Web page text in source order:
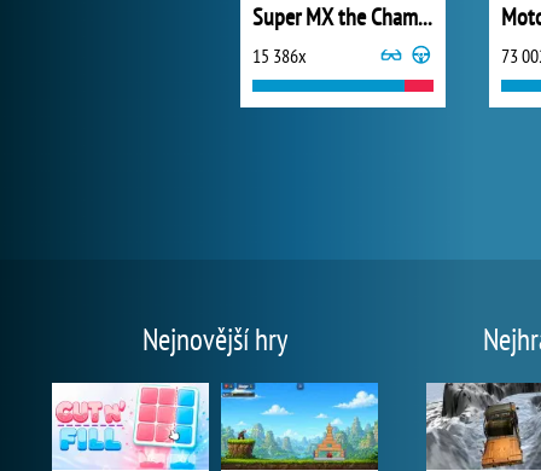
Super MX the Champion
15 386x 73
Nejnovější hry